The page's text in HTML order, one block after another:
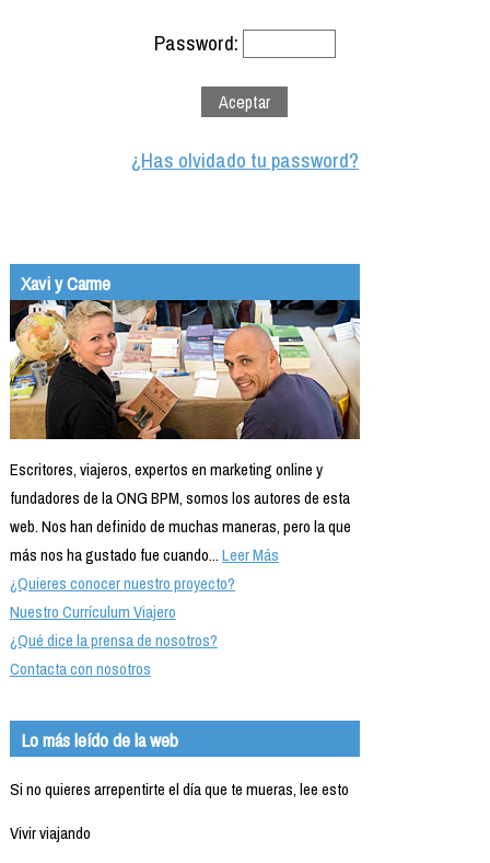
Password:
¿Has olvidado tu password?
Xavi y Carme
Escritores, viajeros, expertos en marketing online y
fundadores de la ONG BPM, somos los autores de esta
web. Nos han definido de muchas maneras, pero la que
más nos ha gustado fue cuando...Leer Más
¿Quieres conocer nuestro proyecto?
Nuestro Currículum Viajero
¿Qué dice la prensa de nosotros?
Contacta con nosotros
Lo más leído de la web
Si no quieres arrepentirte el día que te mueras, lee esto
Vivir viajando